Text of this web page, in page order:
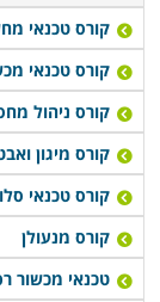
קורס טכנאי
קורס טכנאי
קורס ניהול
קורס מיגון
קורס טכנאי
קורס מנעולן
טכנאי מכשור